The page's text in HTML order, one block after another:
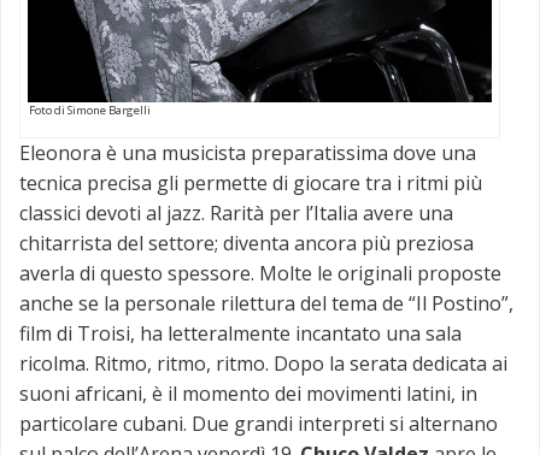
Foto di Simone Bargelli
Eleonora è una musicista preparatissima dove una
tecnica precisa gli permette di giocare tra i ritmi più
classici devoti al jazz. Rarità per l’Italia avere una
chitarrista del settore; diventa ancora più preziosa
averla di questo spessore. Molte le originali proposte
anche se la personale rilettura del tema de “Il Postino”,
film di Troisi, ha letteralmente incantato una sala
ricolma. Ritmo, ritmo, ritmo. Dopo la serata dedicata ai
suoni africani, è il momento dei movimenti latini, in
particolare cubani. Due grandi interpreti si alternano